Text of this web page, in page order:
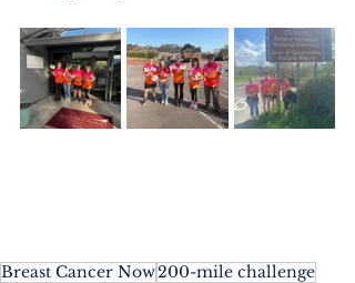
Breast Cancer Now200-mile challenge